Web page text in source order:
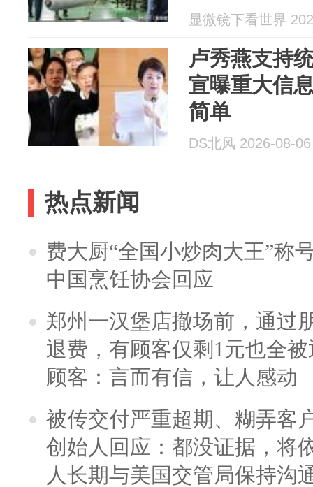
显微镜下看世界
卢秀燕支持
宣曝重大信
简单
DS北风 2026-08-06
热点新闻
费大厨“全国小炒肉大王”称
中国烹饪协会回应
郑州一汉堡店撤场前，通过
退费，有顾客仅剩1元也全
顾客：言而有信，让人感动
被传交付严重超期、糊弄客
创始人回应：都没证据，将
人长期与美国交管局保持沟